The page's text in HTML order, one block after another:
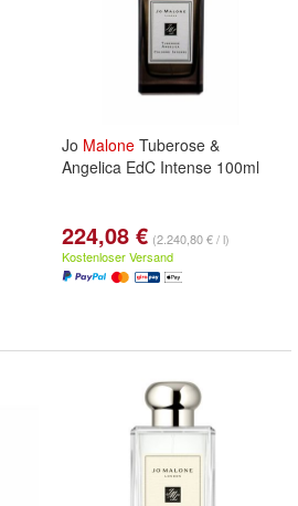
Jo Malone Tuberose &
Angelica EdC Intense 100ml
224,08 € (2.240,80 € / l)
Kostenloser Versand